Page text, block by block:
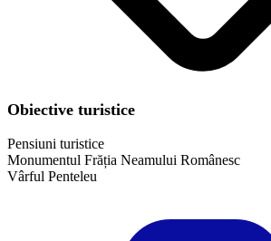
Obiective turistice
Pensiuni turistice
Monumentul Frăția Neamului Românesc
​Vârful Penteleu